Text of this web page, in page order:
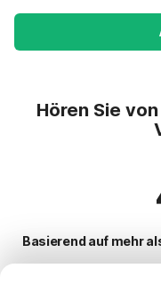
Hören Sie
Basierend auf mehr